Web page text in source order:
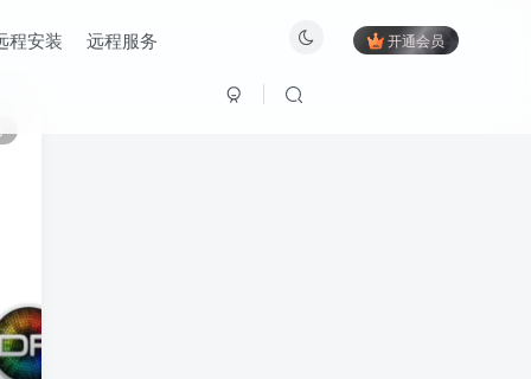
程安装 远程服务 开通会员